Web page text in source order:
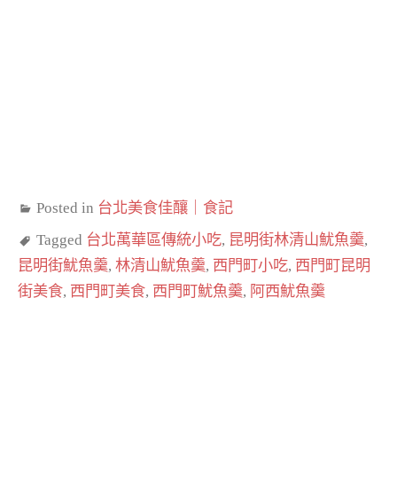
Posted in 台北美食佳釀｜食記
Tagged 台北萬華區傳統小吃, 昆明街林清山魷魚羹,
昆明街魷魚羹, 林清山魷魚羹, 西門町小吃, 西門町昆明
街美食, 西門町美食, 西門町魷魚羹, 阿西魷魚羹